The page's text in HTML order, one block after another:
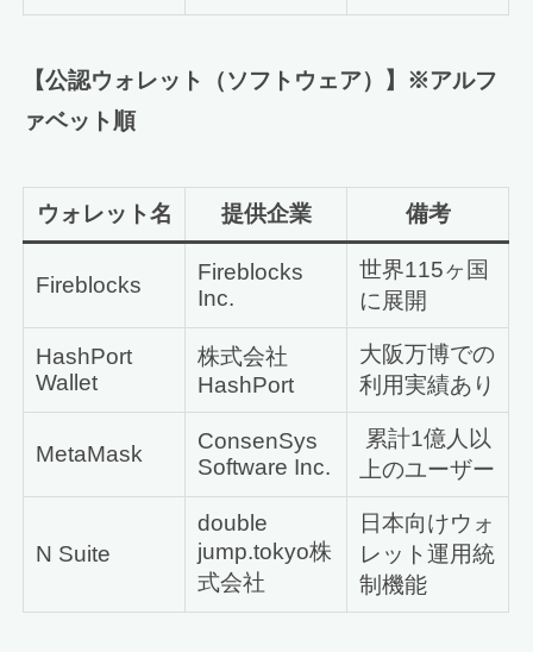
【公認ウォレット（ソフトウェア）】※アルフ
ァベット順
ウォレット名 提供企業 備考
Fireblocks
Fireblocks
Inc.
世界115ヶ国
に展開
HashPort
Wallet
株式会社
HashPort
大阪万博での
利用実績あり
MetaMask
ConsenSys
Software Inc.
累計1億人以
上のユーザー
N Suite
double
jump.tokyo株
式会社
日本向けウォ
レット運用統
制機能